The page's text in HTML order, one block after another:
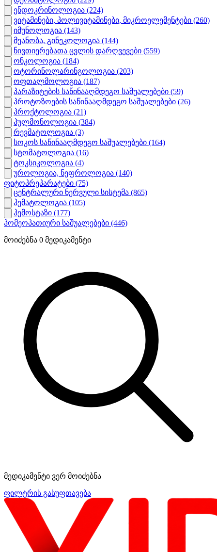
ენდოკრინოლოგია (224)
ვიტამინები, პოლივიტამინები, მიკროელემენტები (260)
იმუნოლოგია (143)
მეანობა, გინეკოლოგია (144)
ნივთიერებათა ცვლის დარღვევები (559)
ონკოლოგია (184)
ოტორინოლარინგოლოგია (203)
ოფთალმოლოგია (187)
პარაზიტების საწინააღმდეგო საშუალებები (59)
პროტოზოების საწინააღმდეგო საშუალებები (26)
პროქტოლოგია (21)
პულმონოლოგია (384)
რევმატოლოგია (3)
სოკოს საწინააღმდეგო საშუალებები (164)
სტომატოლოგია (16)
ტოკსიკოლოგია (4)
უროლოგია, ნეფროლოგია (140)
ფიტოპრეპარატები (75)
ცენტრალური ნერვული სისტემა (865)
ჰემატოლოგია (105)
ჰემოსტაზი (177)
ჰომეოპათიური საშუალებები (446)
მოიძებნა 0 მედიკამენტი
მედიკამენტი ვერ მოიძებნა
ფილტრის გასუფთავება